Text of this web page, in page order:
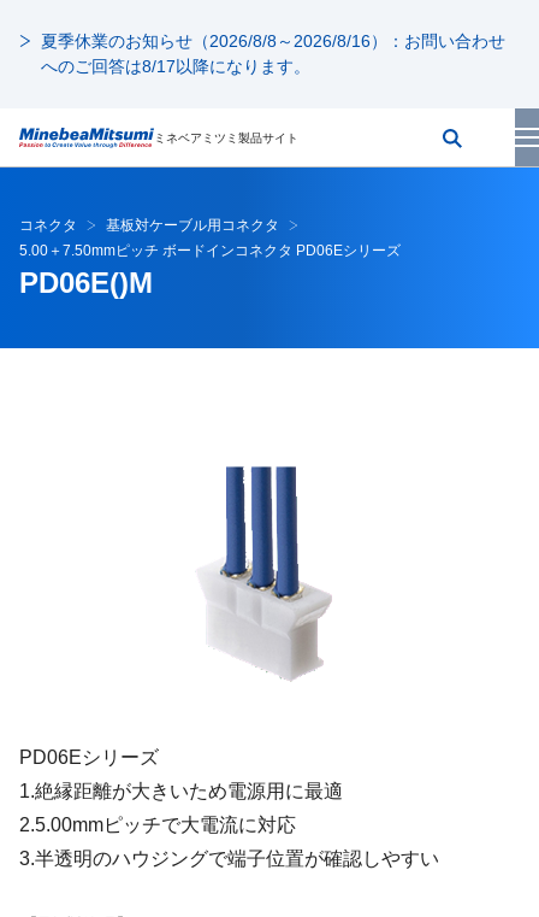
夏季休業のお知らせ（2026/8/8～2026/8/16）：お問い合わせ
へのご回答は8/17以降になります。
ミネベアミツミ製品サイト
コネクタ
基板対ケーブル用コネクタ
5.00＋7.50mmピッチ ボードインコネクタ PD06Eシリーズ
PD06E()M
PD06Eシリーズ
1.絶縁距離が大きいため電源用に最適
2.5.00mmピッチで大電流に対応
3.半透明のハウジングで端子位置が確認しやすい